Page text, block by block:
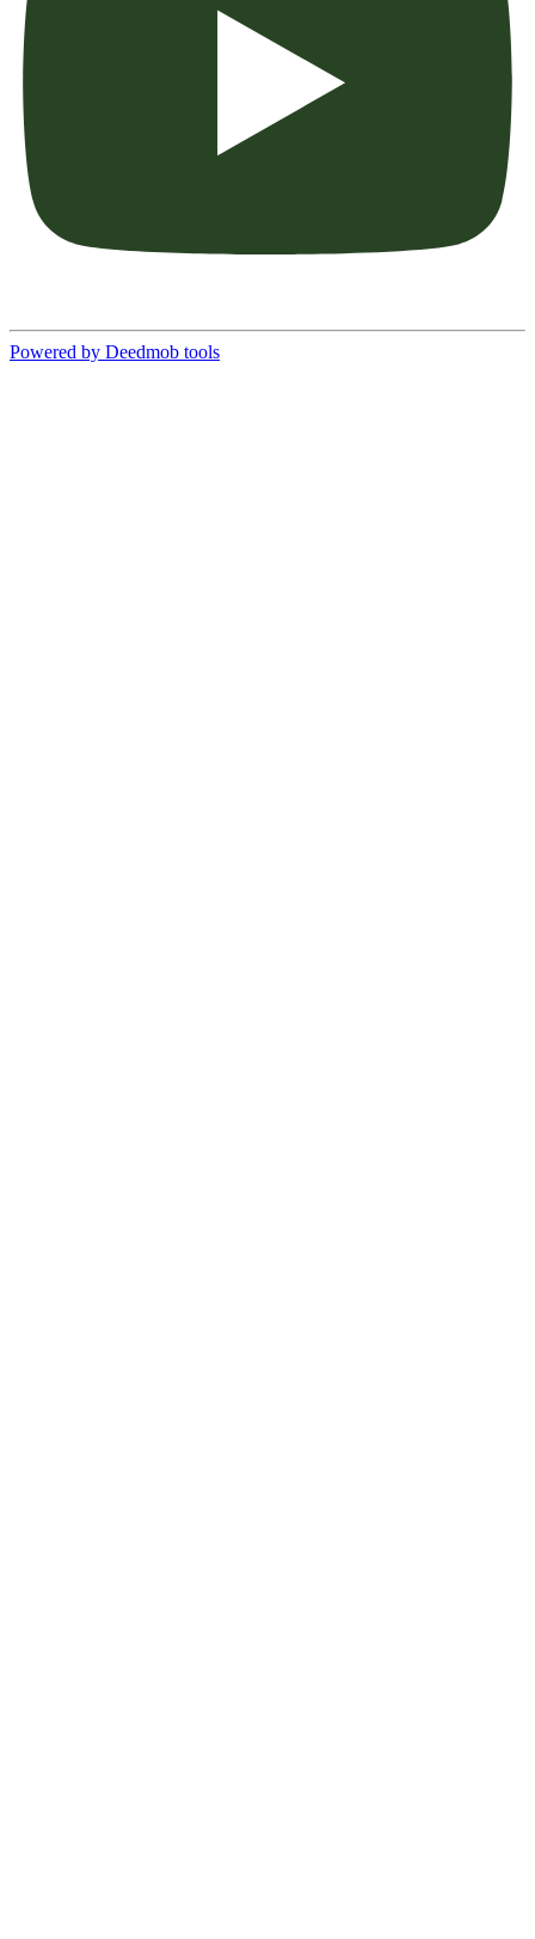
Powered by Deedmob tools